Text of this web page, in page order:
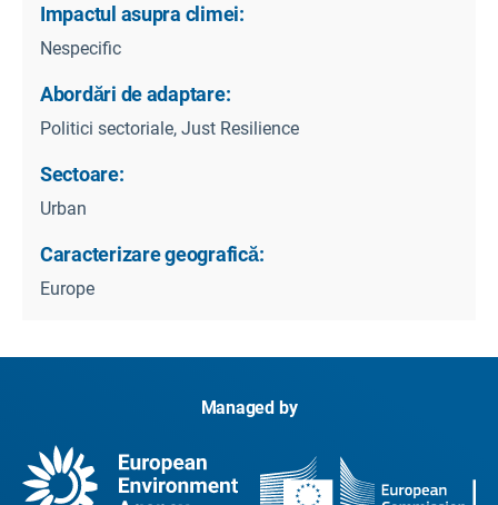
Impactul asupra climei:
Nespecific
Abordări de adaptare:
Politici sectoriale, Just Resilience
Sectoare:
Urban
Caracterizare geografică:
Europe
Managed by